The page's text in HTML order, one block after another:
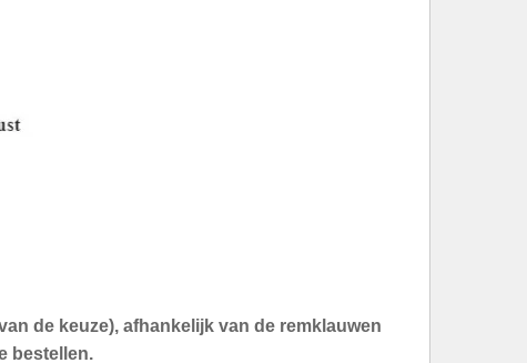
de keuze), afhankelijk van de remklauwen
bestellen.